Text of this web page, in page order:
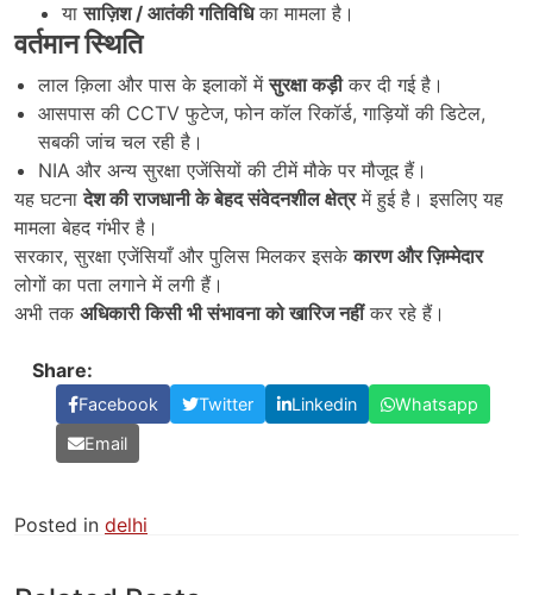
यासाज़िश / आतंकी गतिविधिका मामला है।
वर्तमान स्थिति
लाल क़िला और पास के इलाकों मेंसुरक्षा कड़ीकर दी गई है।
आसपास की CCTV फुटेज, फोन कॉल रिकॉर्ड, गाड़ियों की डिटेल,
सबकी जांच चल रही है।
NIA और अन्य सुरक्षा एजेंसियों की टीमें मौके पर मौजूद हैं।
यह घटनादेश की राजधानी के बेहद संवेदनशील क्षेत्रमें हुई है। इसलिए यह
मामला बेहद गंभीर है।
सरकार, सुरक्षा एजेंसियाँ और पुलिस मिलकर इसकेकारण और ज़िम्मेदार
लोगों का पता लगाने में लगी हैं।
अभी तक अधिकारी किसी भी संभावना को खारिज नहींकर रहे हैं।
Share:
Facebook Twitter Linkedin
Whatsapp
Email
Posted in delhi